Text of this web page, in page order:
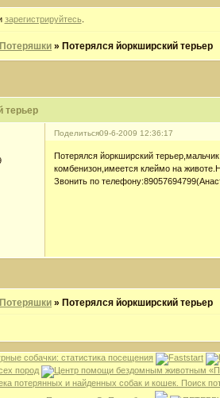
зарегистрируйтесь
Потеряшки » Потерялся йоркширский терьер
терьер
Поделиться09-6-2009 12:36:17
Потерялся йоркширский
комбенизон,имеется клеймо на
Звонить по
Потеряшки »Потерялся йоркширский терьер